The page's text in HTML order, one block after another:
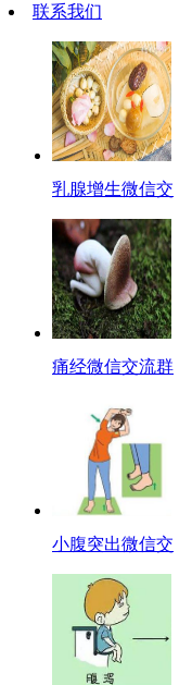
联系我们
乳腺增生微信交
痛经微信交流群
小腹突出微信交